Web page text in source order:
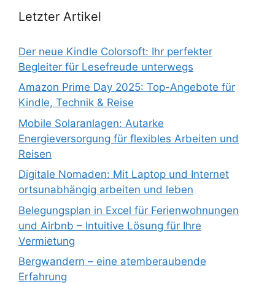
Letzter Artikel
Der neue Kindle Colorsoft: Ihr perfekter
Begleiter für Lesefreude unterwegs
Amazon Prime Day 2025: Top-Angebote für
Kindle, Technik & Reise
Mobile Solaranlagen: Autarke
Energieversorgung für flexibles Arbeiten und
Reisen
Digitale Nomaden: Mit Laptop und Internet
ortsunabhängig arbeiten und leben
Belegungsplan in Excel für Ferienwohnungen
und Airbnb – Intuitive Lösung für Ihre
Vermietung
Bergwandern – eine atemberaubende
Erfahrung